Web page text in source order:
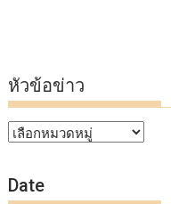
หัวข้อข่าว
หัวข้อ
Date